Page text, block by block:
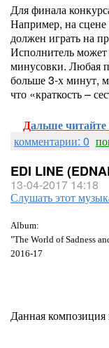
Для финала
Например, на
должен играть на
Исполнитель может
минусовки. Любая
больше 3-х минут,
что «краткость –
Дальше
комментарии: 0
EDI LINE
13-04-2017 14:18
Слушать этот
Album:
"The World of Sadness
2016-17
Данная композиция